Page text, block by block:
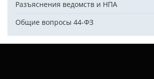
Разъяснения ведомств и НПА
Общие вопросы 44-ФЗ